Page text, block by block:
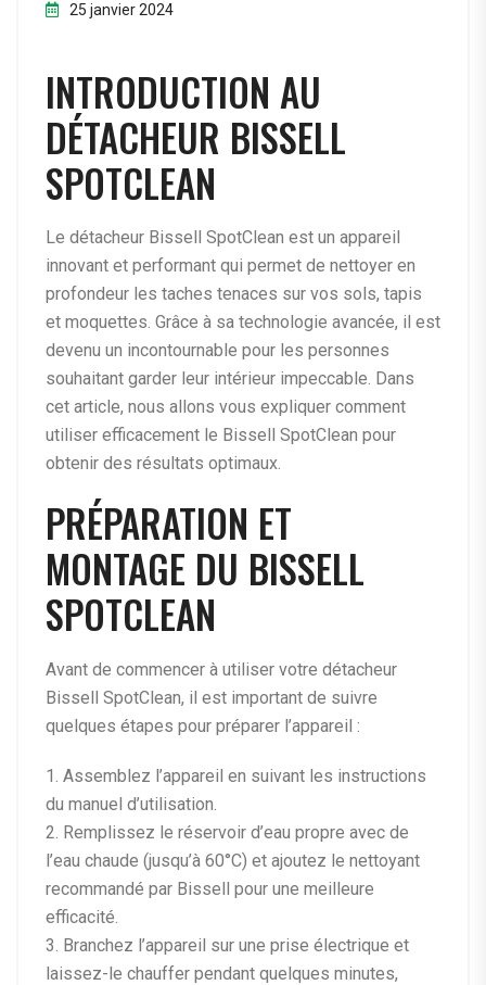
25 janvier 2024
INTRODUCTION AU
DÉTACHEUR BISSELL
SPOTCLEAN
Le détacheur Bissell SpotClean est un appareil
innovant et performant qui permet de nettoyer en
profondeur les taches tenaces sur vos sols, tapis
et moquettes. Grâce à sa technologie avancée, il est
devenu un incontournable pour les personnes
souhaitant garder leur intérieur impeccable. Dans
cet article, nous allons vous expliquer comment
utiliser efficacement le Bissell SpotClean pour
obtenir des résultats optimaux.
PRÉPARATION ET
MONTAGE DU BISSELL
SPOTCLEAN
Avant de commencer à utiliser votre détacheur
Bissell SpotClean, il est important de suivre
quelques étapes pour préparer l’appareil :
1. Assemblez l’appareil en suivant les instructions
du manuel d’utilisation.
2. Remplissez le réservoir d’eau propre avec de
l’eau chaude (jusqu’à 60°C) et ajoutez le nettoyant
recommandé par Bissell pour une meilleure
efficacité.
3. Branchez l’appareil sur une prise électrique et
laissez-le chauffer pendant quelques minutes,